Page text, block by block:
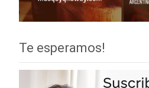
Te esperamos!